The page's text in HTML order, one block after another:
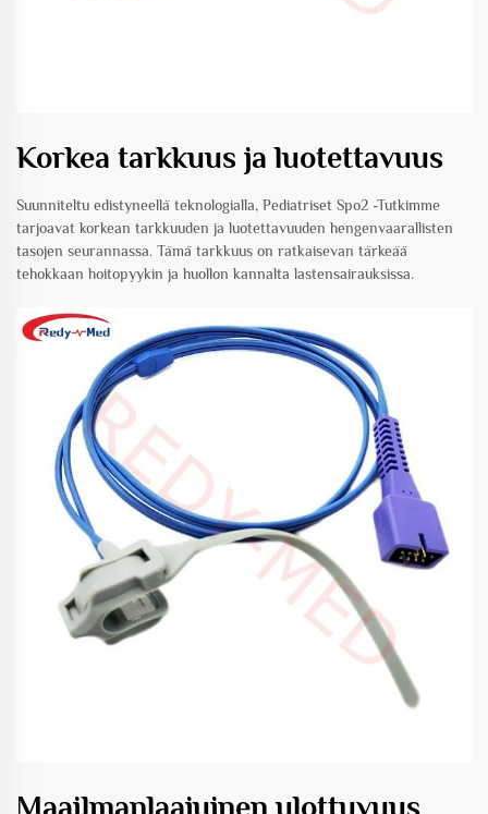
Korkea tarkkuus ja luotettavuus
Suunniteltu edistyneellä teknologialla, Pediatriset Spo2 -Tutkimme
tarjoavat korkean tarkkuuden ja luotettavuuden hengenvaarallisten
tasojen seurannassa. Tämä tarkkuus on ratkaisevan tärkeää
tehokkaan hoitopyykin ja huollon kannalta lastensairauksissa.
Maailmanlaajuinen ulottuvuus